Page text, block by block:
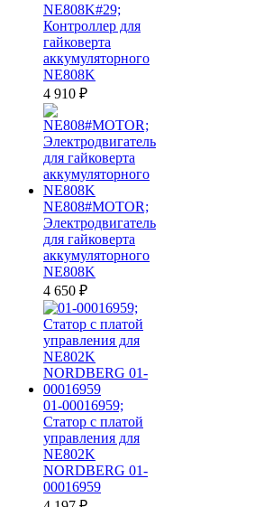
NE808K#29;
Контроллер для
гайковерта
аккумуляторного
NE808K
4 910 ₽
NE808#MOTOR;
Электродвигатель
для гайковерта
аккумуляторного
NE808K
4 650 ₽
01-00016959;
Статор с платой
управления для
NE802K
NORDBERG 01-
00016959